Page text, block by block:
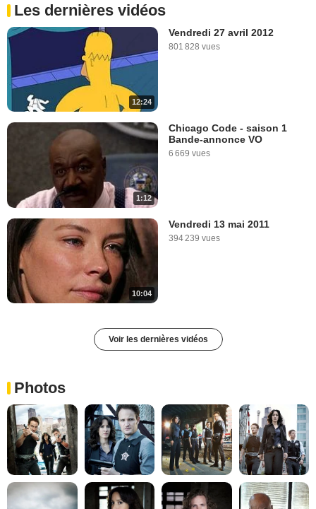
Les dernières vidéos
12:24
Vendredi 27 avril 2012
801 828 vues
1:12
Chicago Code - saison 1
Bande-annonce VO
6 669 vues
10:04
Vendredi 13 mai 2011
394 239 vues
Voir les dernières vidéos
Photos